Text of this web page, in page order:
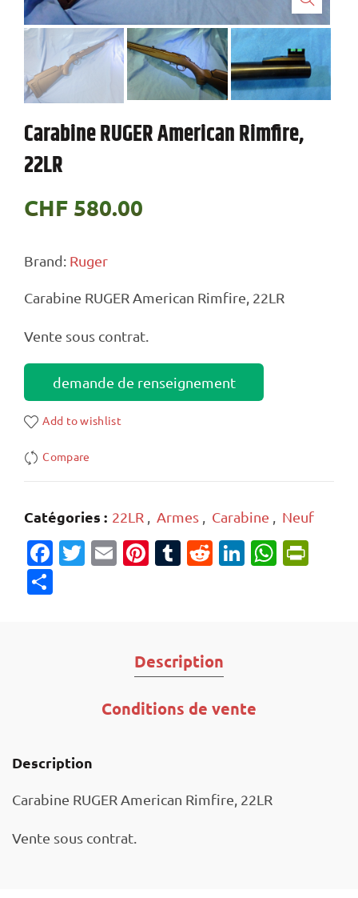
Carabine RUGER American Rimfire,
22LR
CHF 580.00
Brand: Ruger
Carabine RUGER American Rimfire, 22LR
Vente sous contrat.
demande de renseignement
Add to wishlist
Compare
Catégories : 22LR Armes Carabine Neuf
Facebook
Twitter
EmailPinterest
Tumblr
Reddit
LinkedIn
Description
Conditions de vente
Description
Carabine RUGER American Rimfire, 22LR
Vente sous contrat.